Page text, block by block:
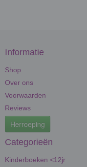
Informatie
Shop
Over ons
Voorwaarden
Reviews
Herroeping
Categorieën
Kinderboeken <12jr